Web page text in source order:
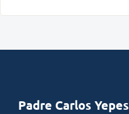
Padre Carlos Yepes